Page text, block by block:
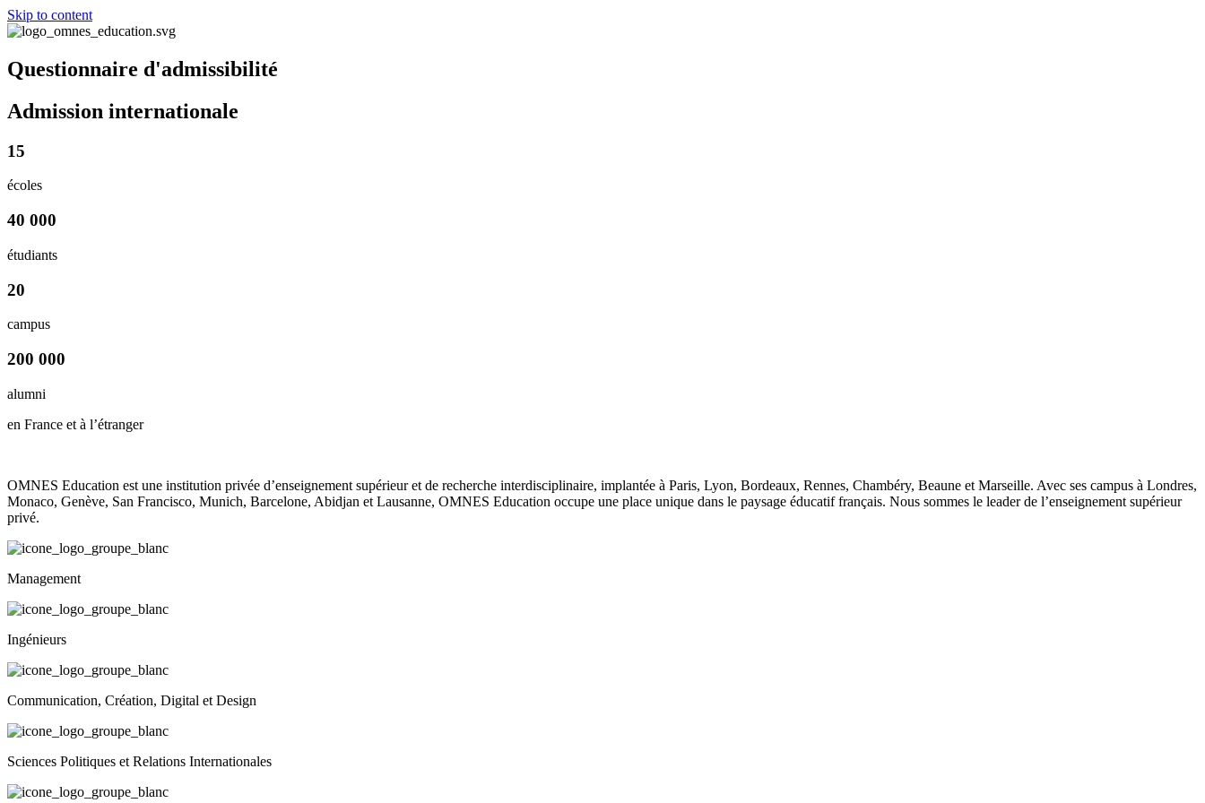
Skip to content
Questionnaire d'admissibilité
Admission internationale
15
écoles
40 000
étudiants
20
campus
200 000
alumni
en France et à l’étranger
OMNES Education est une institution privée d’enseignement supérieur et de recherche interdisciplinaire, implantée à Paris, Lyon, Bordeaux, Rennes, Chambéry, Beaune et Marseille. Avec ses campus à Londres,
Monaco, Genève, San Francisco, Munich, Barcelone, Abidjan et Lausanne, OMNES Education occupe une place unique dans le paysage éducatif français. Nous sommes le leader de l’enseignement supérieur
privé.
Management
Ingénieurs
Communication, Création, Digital et Design
Sciences Politiques et Relations Internationales